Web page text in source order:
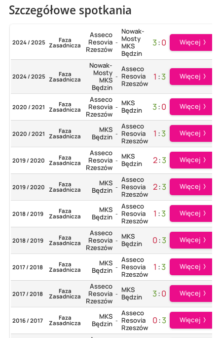
Szczegółowe spotkania
2024 / 2025 Faza
Zasadnicza
Asseco
Resovia
Rzeszów
-
Nowak-
Mosty
MKS
Będzin
3:0 Więcej
2024 / 2025 Faza
Zasadnicza
Nowak-
Mosty
MKS
Będzin
-
Asseco
Resovia
Rzeszów
1 :3 Więcej
2020 / 2021 Faza
Zasadnicza
Asseco
Resovia
Rzeszów
- MKS
Będzin
3:0 Więcej
2020 / 2021 Faza
Zasadnicza
MKS
Będzin -
Asseco
Resovia
Rzeszów
1 :3 Więcej
2019 / 2020 Faza
Zasadnicza
Asseco
Resovia
Rzeszów
- MKS
Będzin
2:3 Więcej
2019 / 2020 Faza
Zasadnicza
MKS
Będzin -
Asseco
Resovia
Rzeszów
2:3 Więcej
2018 / 2019 Faza
Zasadnicza
MKS
Będzin -
Asseco
Resovia
Rzeszów
1 :3 Więcej
2018 / 2019 Faza
Zasadnicza
Asseco
Resovia
Rzeszów
- MKS
Będzin
0:3 Więcej
2017 / 2018 Faza
Zasadnicza
MKS
Będzin -
Asseco
Resovia
Rzeszów
1 :3 Więcej
2017 / 2018 Faza
Zasadnicza
Asseco
Resovia
Rzeszów
- MKS
Będzin
3:0 Więcej
2016 / 2017 Faza
Zasadnicza
MKS
Będzin -
Asseco
Resovia
Rzeszów
0:3 Więcej